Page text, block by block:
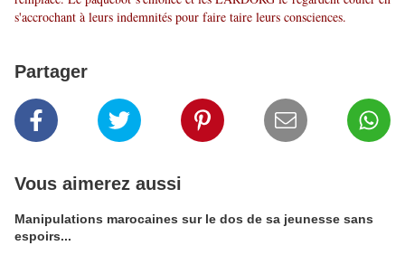
s'accrochant à leurs indemnités pour faire taire leurs consciences.
Partager
Vous aimerez aussi
Manipulations marocaines sur le dos de sa jeunesse sans
espoirs...